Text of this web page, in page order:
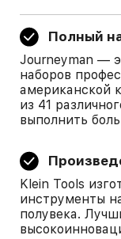
Полный
Journeyman —
наборов
американской
из 41
выполнить
Klein Tools
инструменты
полувека.